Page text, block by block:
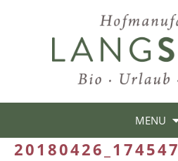
MENU
20180426_174547